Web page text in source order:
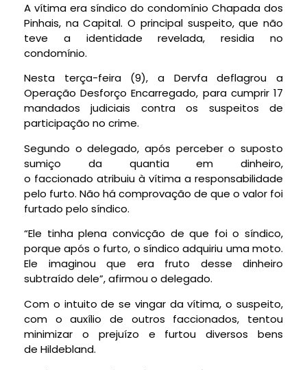
A vítima era síndico do condomínio Chapada dos
Pinhais, na Capital. O principal suspeito, que não
teve a identidade revelada, residia no
condomínio.
Nesta terça-feira (9), a Dervfa deflagrou a
Operação Desforço Encarregado, para cumprir 17
mandados judiciais contra os suspeitos de
participação no crime.
Segundo o delegado, após perceber o suposto
sumiço da quantia em dinheiro,
o faccionado atribuiu à vítima a responsabilidade
pelo furto. Não há comprovação de que o valor foi
furtado pelo síndico.
“Ele tinha plena convicção de que foi o síndico,
porque após o furto, o síndico adquiriu uma moto.
Ele imaginou que era fruto desse dinheiro
subtraído dele”, afirmou o delegado.
Com o intuito de se vingar da vítima, o suspeito,
com o auxílio de outros faccionados, tentou
minimizar o prejuízo e furtou diversos bens
de Hildebland.